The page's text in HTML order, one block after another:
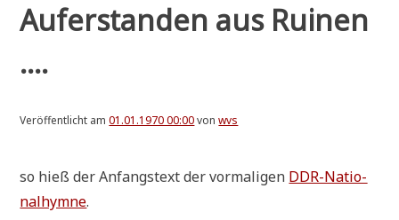
Auferstanden aus Ruinen
....
Veröffentlicht am01.01.1970 00:00vonwvs
so hieß der Anfangs­text der vor­ma­li­gen DDR-Natio­
nal­hym­ne.